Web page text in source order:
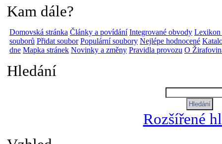
Kam dále?
Domovská stránka Články a povídání Integrované obvody Lexikon
souborů Přidat soubor Populární soubory Nejlépe hodnocené
dne Mapka stránek Novinky a změny Pravidla provozu O
Hledání
Rozšířené